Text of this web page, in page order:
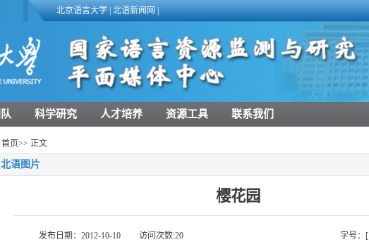
北京语言大学|北语新闻网|
科学研究 人才培养 资源工具 联系我们
首页>> 正文
北语图片
樱花园
发布日期：2012-10-10 访问次数:20 字号：[